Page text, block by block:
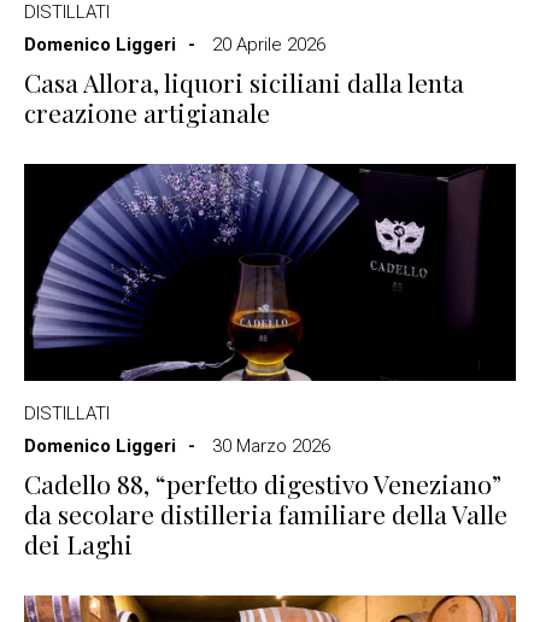
DISTILLATI
Domenico Liggeri
20 Aprile 2026
Casa Allora, liquori siciliani dalla lenta
creazione artigianale
DISTILLATI
Domenico Liggeri
30 Marzo 2026
Cadello 88, “perfetto digestivo Veneziano”
da secolare distilleria familiare della Valle
dei Laghi